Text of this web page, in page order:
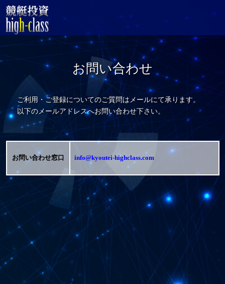
お問い合わせ
ご利用・ご登録についてのご質問はメールにて承ります。
以下のメールアドレスへお問い合わせ下さい。
お問い合わせ窓口 info@kyoutei-highclass.com